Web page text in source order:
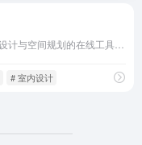
# 室内设计